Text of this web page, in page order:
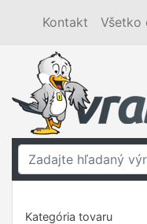
Kontakt Všetko
Kategória tovaru